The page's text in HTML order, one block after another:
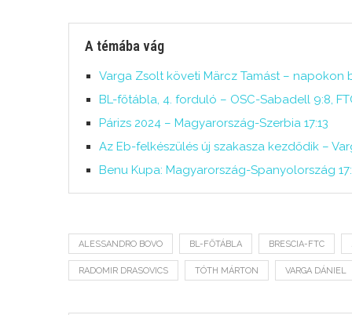
A témába vág
Varga Zsolt követi Märcz Tamást – napokon
BL-főtábla, 4. forduló – OSC-Sabadell 9:8,
Párizs 2024 – Magyarország-Szerbia 17:13
Az Eb-felkészülés új szakasza kezdődik –
Benu Kupa: Magyarország-Spanyolország
ALESSANDRO BOVO BL-FŐTÁBLA BRESCIA-FTC
RADOMIR DRASOVICS TÓTH MÁRTON VARGA DÁNIEL